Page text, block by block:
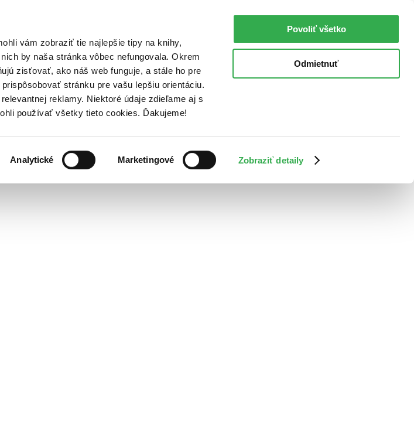
vám zobraziť tie najlepšie tipy na knihy,
by naša stránka vôbec nefungovala. Okrem
zisťovať, ako náš web funguje, a stále ho pre
stránku pre vašu lepšiu orientáciu.
reklamy. Niektoré údaje zdieľame aj s
používať všetky tieto cookies. Ďakujeme!
Analytické Marketingové Zobraziť detaily
Povoliť všetko
Odmietnuť